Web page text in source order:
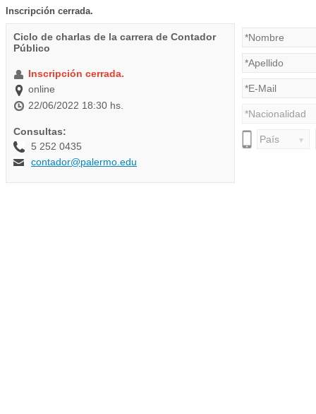
Inscripción cerrada.
Ciclo de charlas de la carrera de Contador
Público
Inscripción cerrada.
online
22/06/2022 18:30 hs.
Consultas:
5 252 0435
contador@palermo.edu